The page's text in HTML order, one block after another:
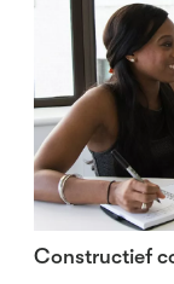
Constructief